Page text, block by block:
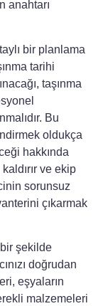
anahtarı
bir planlama
tarihi
taşınma
Bu
oldukça
hakkında
ve ekip
sorunsuz
çıkarmak
bir şekilde
doğrudan
, eşyaların
malzemeleri